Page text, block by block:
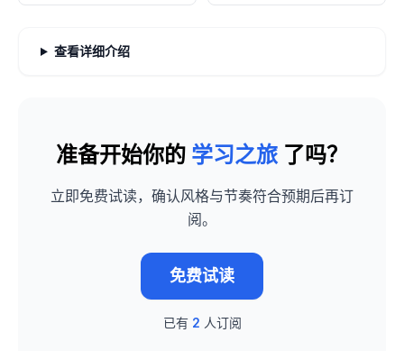
查看详细介绍
准备开始你的 学习之旅 了吗？
立即免费试读，确认风格与节奏符合预期后再订
阅。
免费试读
已有 2 人订阅